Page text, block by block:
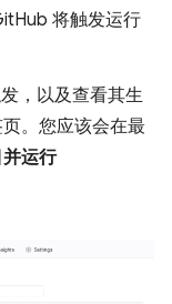
将触发运行
，以及查看其生
。您应该会在最
运行